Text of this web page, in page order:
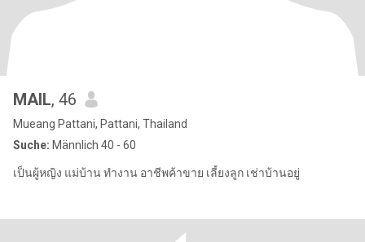
MAIL, 46
Mueang Pattani, Pattani, Thailand
Suche: Männlich 40 - 60
เป็นผู้หญิง แม่บ้าน ทำงาน อาชีพค้าขาย เลี้ยงลูก เช่าบ้านอยู่